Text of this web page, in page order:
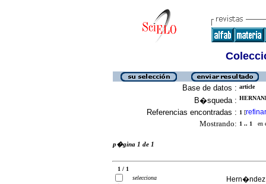
Base de datos : article
B�squeda :
Referencias encontradas : 1 [refinar
Mostrando: 1 .. 1 en
p�gina 1 de 1
1 / 1
selecciona
Hern�ndez